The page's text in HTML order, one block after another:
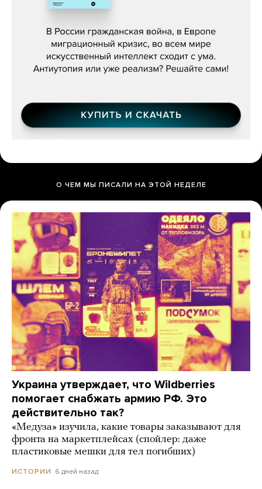
Константин Зарубин, «Наше сердце
О ЧЕМ МЫ ПИСАЛИ НА ЭТОЙ НЕДЕЛЕ
Украина утверждает, что Wildberries
помогает снабжать армию РФ. Это
действительно так?
«Медуза» изучила, какие товары заказывают для
фронта на маркетплейсах (спойлер: даже
пластиковые мешки для тел погибших)
ИСТОРИИ 6 дней назад